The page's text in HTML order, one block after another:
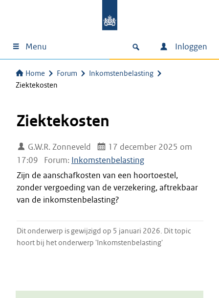
Menu Inloggen
Home Forum
Inkomstenbelasting
Ziektekosten
Ziektekosten
G.W.R. Zonneveld
17 december 2025 om
17:09
Forum: Inkomstenbelasting
Zijn de aanschafkosten van een hoortoestel,
zonder vergoeding van de verzekering, aftrekbaar
van de inkomstenbelasting?
Dit onderwerp is gewijzigd op 5 januari 2026. Dit topic
hoort bij het onderwerp 'Inkomstenbelasting'